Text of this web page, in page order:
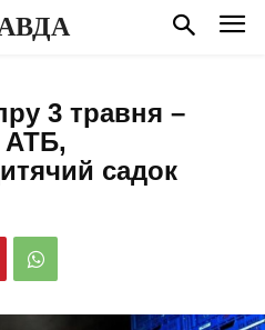
3 травня –
АТБ,
садок